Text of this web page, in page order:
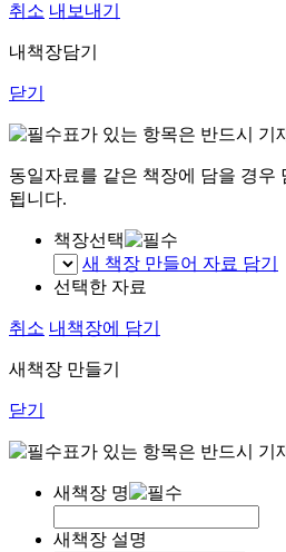
취소 내보내기
내책장담기
닫기
표가 있는 항목은 반드시 기
동일자료를 같은 책장에 담을 경우
됩니다.
책장선택
새 책장 만들어 자료 담기
선택한 자료
취소 내책장에 담기
새책장 만들기
닫기
표가 있는 항목은 반드시 기
새책장 명
새책장 설명